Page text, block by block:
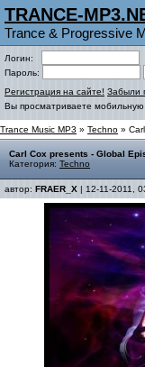
TRANCE-
Trance & Progressive
Логин:
Пароль:
Регистрация на сайте! Забыли
Вы просматриваете мобильную
Trance Music MP3 » Techno »
Carl Cox presents - Global
Категория: Techno
автор: FRAER_X | 12-11-2011,